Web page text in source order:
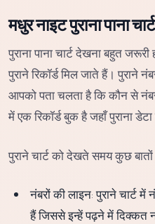
मधुर नाइट पुराना पाना
पुराना पाना चार्ट देखना बहुत
पुराने रिकॉर्ड मिल जाते हैं। पुराने
आपको पता चलता है कि कौन से
में एक रिकॉर्ड बुक है जहाँ पुराना
पुराने चार्ट को देखते समय कुछ बातों
नंबरों की लाइन: पुराने चार्ट
हैं जिससे इन्हें पढ़ने में दिक्कत